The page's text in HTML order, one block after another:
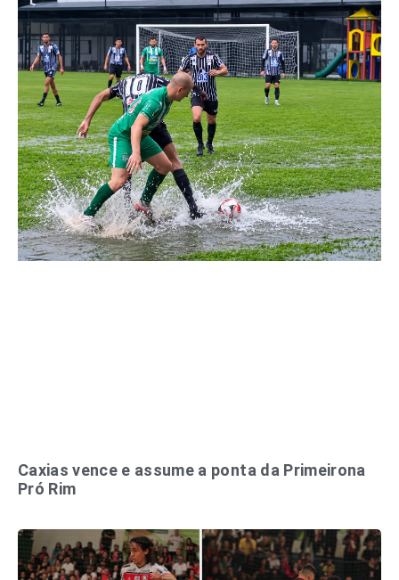
Caxias vence e assume a ponta da Primeirona
Pró Rim